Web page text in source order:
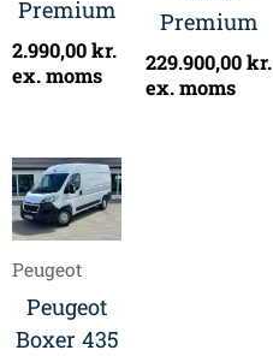
Premium
2.990,00kr.
ex. moms
Premium
229.900,00kr.
ex. moms
Peugeot
Peugeot
Boxer 435